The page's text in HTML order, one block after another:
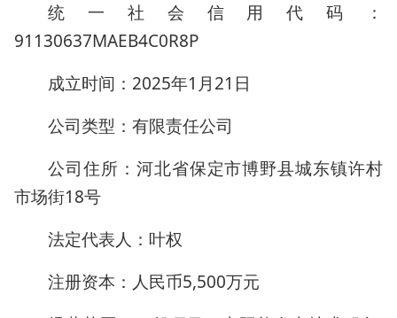
统一社会信用代码：
91130637MAEB4C0R8P
成立时间：2025年1月21日
公司类型：有限责任公司
公司住所：河北省保定市博野县城东镇许村
市场街18号
法定代表人：叶权
注册资本：人民币5,500万元